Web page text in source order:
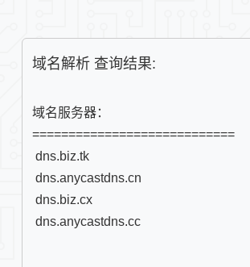
域名解析 查询结果:
域名服务器：
============================